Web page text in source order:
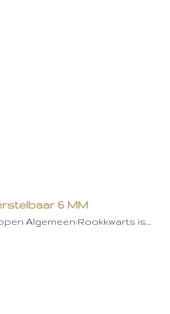
6 MM
Algemeen:Rookkwarts is…